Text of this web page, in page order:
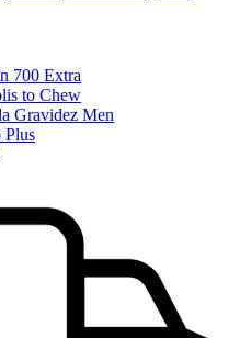
700 Extra
to Chew
Gravidez Men
Plus